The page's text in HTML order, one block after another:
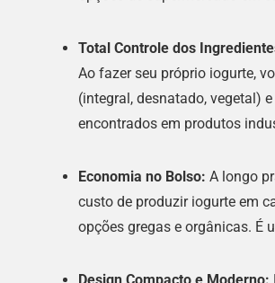
Total Controle dos
Ao fazer seu próprio iogurte,
(integral, desnatado, vegetal)
encontrados em produtos
Economia no Bolso: A longo
custo de produzir iogurte em
opções gregas e orgânicas. É
Design Compacto e Moderno: